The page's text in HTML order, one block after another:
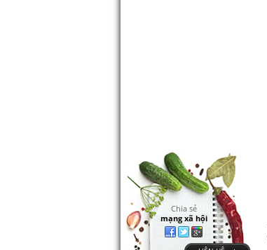
Chia sẻ
mạng xã hội